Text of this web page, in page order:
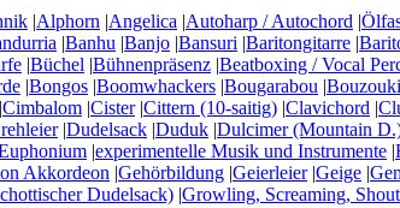
|Alphorn |Angelica |Autoharp / Autochord |
|Banhu |Banjo |Bansuri |Baritongitarre |
|Büchel |Bühnenpräsenz |Beatboxing / Vocal
|Bongos |Boomwhackers |Bougarabou |
|Cimbalom |Cister|Cittern (10-saitig) |Clavichord |
|Dudelsack |Duduk |Dulcimer (Mountain
|experimentelle Musik und Instrumente |
Akkordeon |Gehörbildung |Geierleier|Geige |
Dudelsack) |Growling, Screaming,